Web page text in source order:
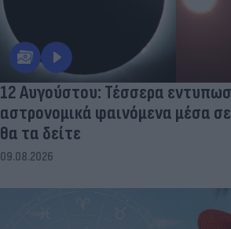
12 Αυγούστου: Τέσσερα
αστρονομικά φαινόμενα μέσα
θα τα δείτε
09.08.2026